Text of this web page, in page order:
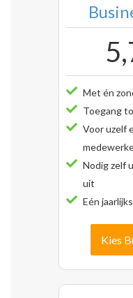
Met én
Toegang
Voor uzelf
Nodig zelf
uit
Eén
Kies